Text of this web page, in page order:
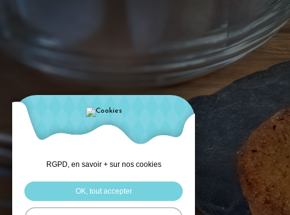
RGPD, en savoir + sur nos cookies
OK, tout accepter